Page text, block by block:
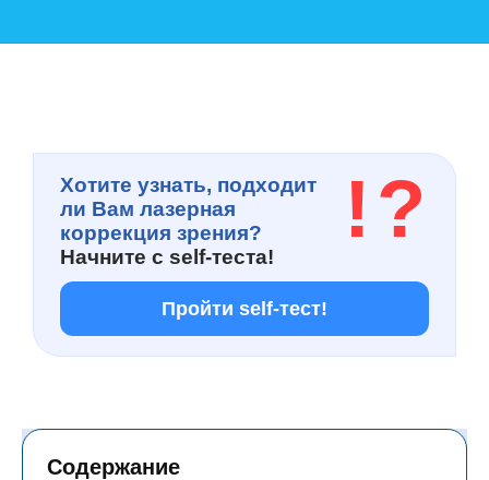
Хотите узнать, подходит
ли Вам лазерная
коррекция зрения?
Начните с self-теста!
!?
Пройти self-тест!
Содержание